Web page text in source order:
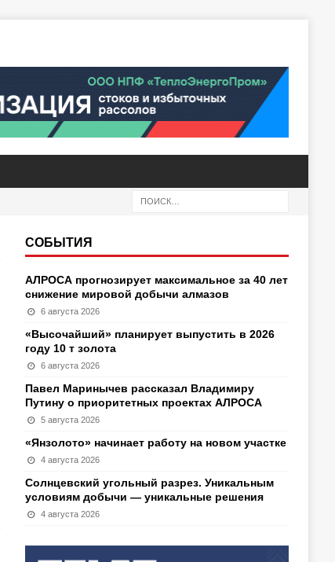
СОБЫТИЯ
АЛРОСА прогнозирует максимальное за 40 лет
снижение мировой добычи алмазов
6 августа 2026
«Высочайший» планирует выпустить в 2026
году 10 т золота
6 августа 2026
Павел Маринычев рассказал Владимиру
Путину о приоритетных проектах АЛРОСА
5 августа 2026
«Янзолото» начинает работу на новом участке
4 августа 2026
Солнцевский угольный разрез. Уникальным
условиям добычи — уникальные решения
4 августа 2026